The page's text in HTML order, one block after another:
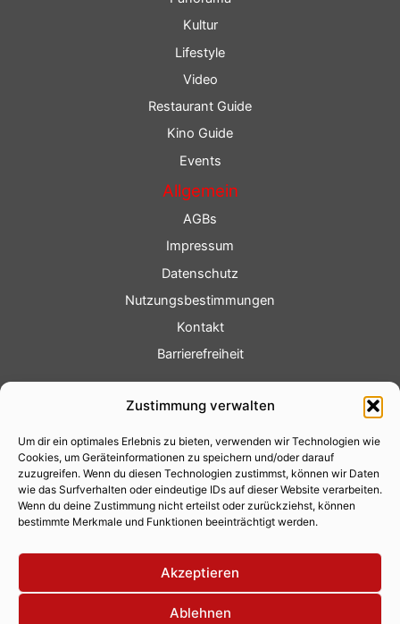
Zustimmung verwalten
Um dir ein optimales Erlebnis zu bieten, verwenden wir Technologien wie
Cookies, um Geräteinformationen zu speichern und/oder darauf
zuzugreifen. Wenn du diesen Technologien zustimmst, können wir Daten
wie das Surfverhalten oder eindeutige IDs auf dieser Website verarbeiten.
Wenn du deine Zustimmung nicht erteilst oder zurückziehst, können
bestimmte Merkmale und Funktionen beeinträchtigt werden.
Akzeptieren
Ablehnen
Kultur
Lifestyle
Video
Restaurant Guide
Kino Guide
Events
Allgemein
AGBs
Impressum
Datenschutz
Nutzungsbestimmungen
Kontakt
Barrierefreiheit
Fotoservice
Videoservice
Werbung
Contenterstellung
Lokalnachrichten
Lokalfernsehen
Eventkalender